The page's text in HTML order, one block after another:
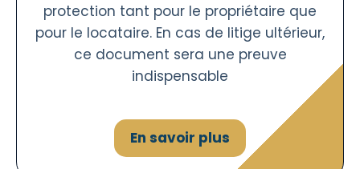
protection tant pour le propriétaire que
pour le locataire. En cas de litige ultérieur,
ce document sera une preuve
indispensable
En savoir plus